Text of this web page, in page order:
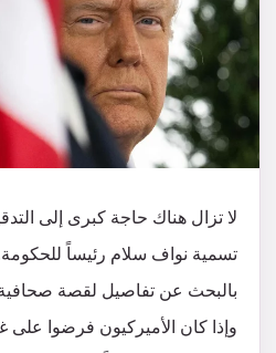
لا تزال هناك حاجة كبرى إلى
تسمية نواف سلام رئيساً للحكومة.
بالبحث عن تفاصيل لقصة صحافية،
وإذا كان الأميركيون فرضوا على